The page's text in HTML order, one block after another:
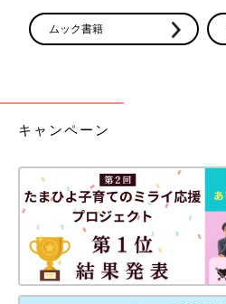
ムック書籍
キャンペーン